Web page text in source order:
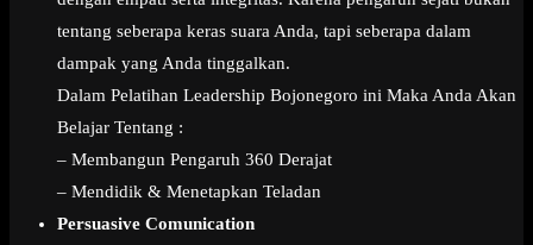
tentang seberapa keras suara Anda, tapi seberapa dalam
dampak yang Anda tinggalkan.
Dalam Pelatihan Leadership Bojonegoro ini Maka Anda Akan
Belajar Tentang :
– Membangun Pengaruh 360 Derajat
– Mendidik & Menetapkan Teladan
Persuasive Comunication